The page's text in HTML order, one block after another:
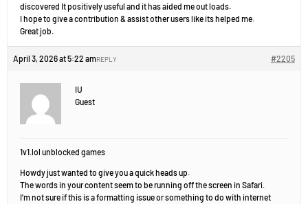
discovered It positively useful and it has aided me out loads.
I hope to give a contribution & assist other users like its helped me.
Great job.
April 3, 2026 at 5:22 am #2205
REPLY
IU
Guest
1v1.lol unblocked games
Howdy just wanted to give you a quick heads up.
The words in your content seem to be running off the screen in Safari.
I’m not sure if this is a formatting issue or something to do with internet